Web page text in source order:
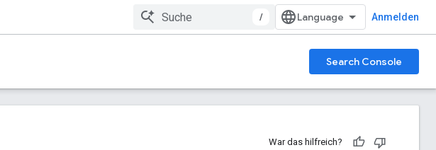
/ Anmelden
Search Console
War das hilfreich?